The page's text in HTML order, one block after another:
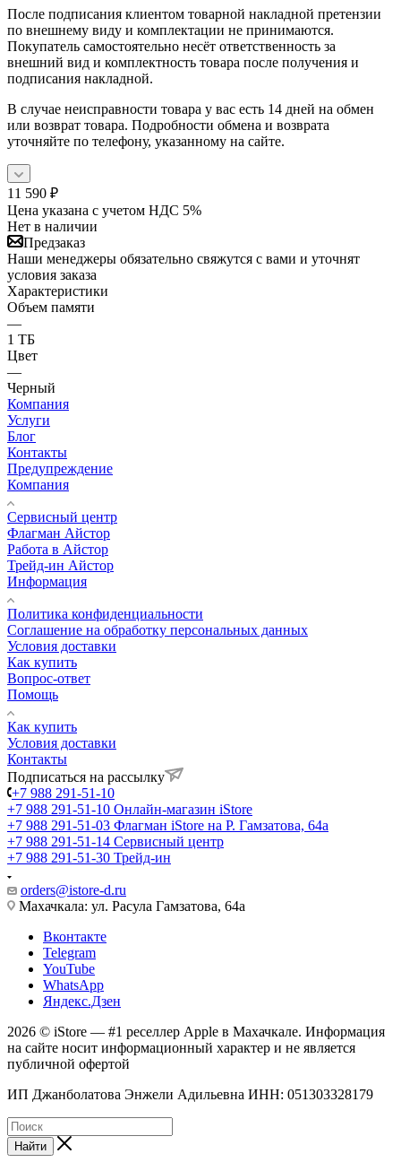
После подписания клиентом товарной накладной претензии
по внешнему виду и комплектации не принимаются.
Покупатель самостоятельно несёт ответственность за
внешний вид и комплектность товара после получения и
подписания накладной.
В случае неисправности товара у вас есть 14 дней на обмен
или возврат товара. Подробности обмена и возврата
уточняйте по телефону, указанному на сайте.
11 590 ₽
Цена указана с учетом НДС 5%
Нет в наличии
Предзаказ
Наши менеджеры обязательно свяжутся с вами и уточнят
условия заказа
Характеристики
Объем памяти
—
1 ТБ
Цвет
—
Черный
Компания
Услуги
Блог
Контакты
Предупреждение
Компания
Сервисный центр
Флагман Айстор
Работа в Айстор
Трейд-ин Айстор
Информация
Политика конфиденциальности
Соглашение на обработку персональных данных
Условия доставки
Как купить
Вопрос-ответ
Помощь
Как купить
Условия доставки
Контакты
Подписаться на рассылку
+7 988 291-51-10
+7 988 291-51-10 Онлайн-магазин iStore
+7 988 291-51-03 Флагман iStore на Р. Гамзатова, 64а
+7 988 291-51-14 Сервисный центр
+7 988 291-51-30 Трейд-ин
orders@istore-d.ru
Махачкала: ул. Расула Гамзатова, 64а
Вконтакте
Telegram
YouTube
WhatsApp
Яндекс.Дзен
2026 © iStore — #1 реселлер Apple в Махачкале. Информация
на сайте носит информационный характер и не является
публичной офертой
ИП Джанболатова Энжели Адильевна ИНН: 051303328179
Найти